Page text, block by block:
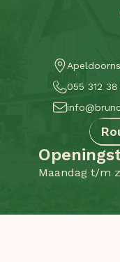
055 312
Maandag t/m